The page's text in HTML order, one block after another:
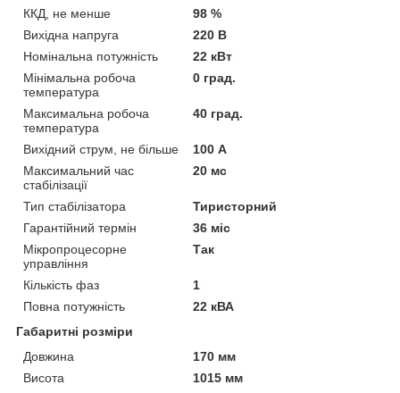
ККД, не менше
98 %
Вихідна напруга
220 В
Номінальна потужність
22 кВт
Мінімальна робоча
температура
0 град.
Максимальна робоча
температура
40 град.
Вихідний струм, не більше
100 А
Максимальний час
стабілізації
20 мс
Тип стабілізатора
Тиристорний
Гарантійний термін
36 міс
Мікропроцесорне
управління
Так
Кількість фаз
1
Повна потужність
22 кВА
Габаритні розміри
Довжина
170 мм
Висота
1015 мм